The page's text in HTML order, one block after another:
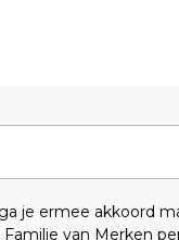
je ermee akkoord
Familie van Merken